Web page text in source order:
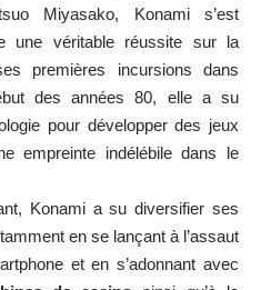
Miyasako, Konami s’est
une véritable réussite sur la
premières incursions dans
des années 80, elle a su
pour développer des jeux
empreinte indélébile dans le
Konami a su diversifier ses
en se lançant à l’assaut
et en s’adonnant avec